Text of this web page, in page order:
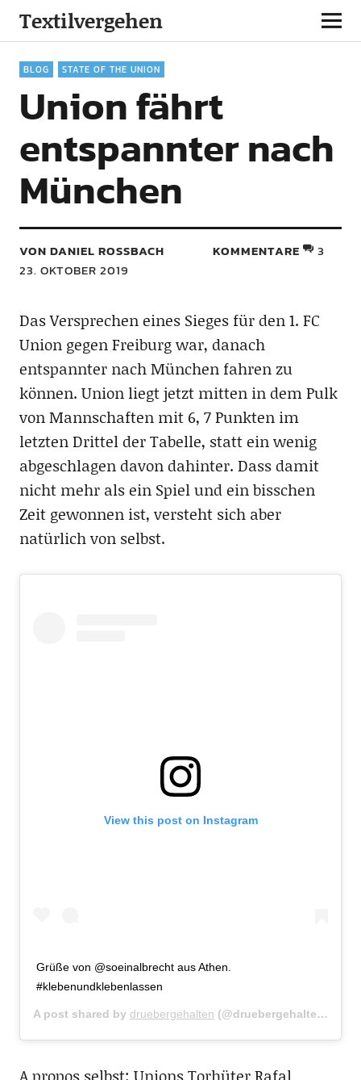
Textilvergehen
BLOG STATE OF THE UNION
Union fährt
entspannter nach
München
VON DANIEL ROSSBACH
23. OKTOBER 2019
KOMMENTARE 3
Das Versprechen eines Sieges für den 1. FC
Union gegen Freiburg war, danach
entspannter nach München fahren zu
können. Union liegt jetzt mitten in dem Pulk
von Mannschaften mit 6, 7 Punkten im
letzten Drittel der Tabelle, statt ein wenig
abgeschlagen davon dahinter. Dass damit
nicht mehr als ein Spiel und ein bisschen
Zeit gewonnen ist, versteht sich aber
natürlich von selbst.
View this post on Instagram
Grüße von @soeinalbrecht aus Athen.
#klebenundklebenlassen
A post shared by druebergehalten (@druebergehalten) on